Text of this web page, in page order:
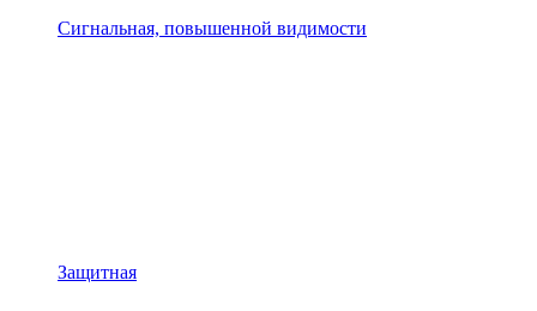
Сигнальная, повышенной видимости
Защитная